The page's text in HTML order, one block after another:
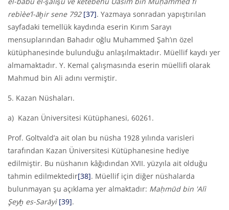
rebìèe’l-āḫir sene 792 [37]. Yazmaya sonradan yapıştırılan
sayfadaki temellük kaydında eserin Kırım Sarayı
mensuplarından Bahadır oğlu Muhammed Şah’ın özel
kütüphanesinde bulunduğu anlaşılmaktadır. Müellif kaydı yer
almamaktadır. Y. Kemal çalışmasında eserin müellifi olarak
Mahmud bin Ali adını vermiştir.
5. Kazan Nüshaları.
a) Kazan Üniversitesi Kütüphanesi, 60261.
Prof. Goltvald’a ait olan bu nüsha 1928 yılında varisleri
tarafından Kazan Üniversitesi Kütüphanesine hediye
edilmiştir. Bu nüshanın kâğıdından XVII. yüzyıla ait olduğu
tahmin edilmektedir[38]. Müellif için diğer nüshalarda
bulunmayan şu açıklama yer almaktadır: Maḥmūd bin ' Alì
Şeyḫ es-Sarāyì [39].